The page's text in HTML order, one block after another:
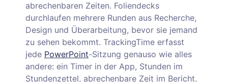
abrechenbaren Zeiten. Foliendecks
durchlaufen mehrere Runden aus Recherche,
Design und Überarbeitung, bevor sie jemand
zu sehen bekommt. TrackingTime erfasst
jede PowerPoint-Sitzung genauso wie alles
andere: ein Timer in der App, Stunden im
Stundenzettel, abrechenbare Zeit im Bericht.